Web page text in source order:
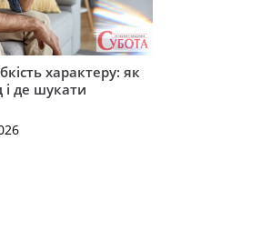
характеру: як
і де шукати